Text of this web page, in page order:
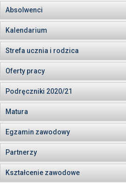
Absolwenci
Kalendarium
Strefa ucznia i rodzica
Oferty pracy
Podręczniki 2020/21
Matura
Egzamin zawodowy
Partnerzy
Kształcenie zawodowe